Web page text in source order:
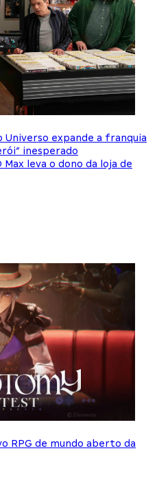
Universo expande a franquia
inesperado
leva o dono da loja de
RPG de mundo aberto da